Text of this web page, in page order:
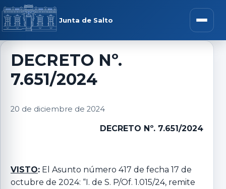
Saltar al contenido
Junta de Salto Abrir
menú
DECRETO Nº.
7.651/2024
20 de diciembre de 2024
DECRETO Nº. 7.651/2024
VISTO: El Asunto número 417 de fecha 17 de
octubre de 2024: “I. de S. P/Of. 1.015/24, remite